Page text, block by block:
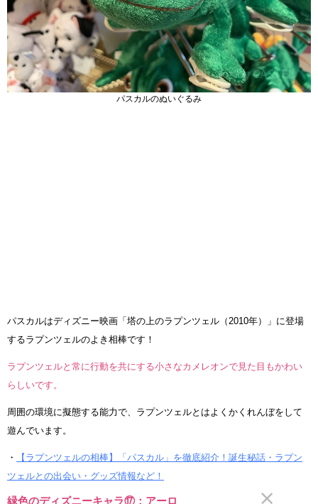
パスカルのぬいぐるみ
パスカルはディズニー映画「塔の上のラプンツェル（2010年）」に登場
するラプンツェルのよき相棒です！
ラプンツェルと常に行動を共にする小さなカメレオンで見た目もかわい
らしいです。
周囲の環境に擬態する能力で、ラプンツェルとはよくかくれんぼをして
遊んでいます。
・
【ラプンツェルの相棒】「パスカル」を徹底紹介！誕生秘話・ラプン
ツェルとの出会い・グッズ情報など！
緑色のディズニーキャラ⑰：アーロ